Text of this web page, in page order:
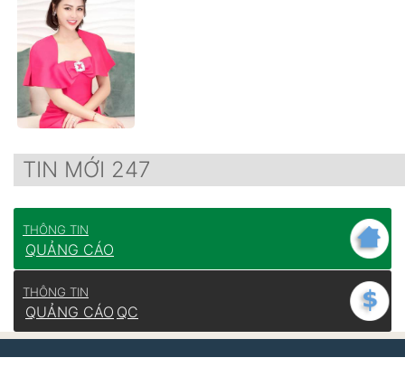
TIN MỚI 247
THÔNG TIN
QUẢNG CÁO
THÔNG TIN
QUẢNG CÁO QC